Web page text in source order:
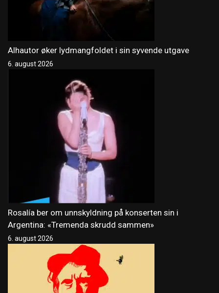
Alhautor øker lydmangfoldet i sin syvende utgave
6. august 2026
Rosalía ber om unnskyldning på konserten sin i
Argentina: «Tremenda skrudd sammen»
6. august 2026